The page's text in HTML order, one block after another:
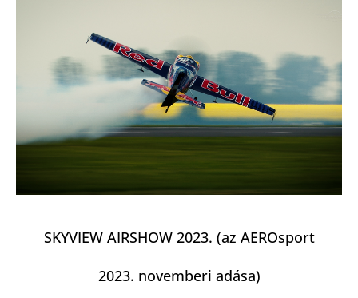
SKYVIEW AIRSHOW 2023. (az AEROsport
2023. novemberi adása)